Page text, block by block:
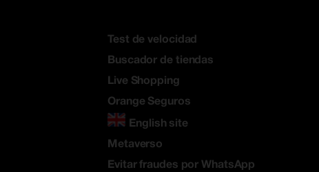
Test de velocidad
Buscador de tiendas
Live Shopping
Orange Seguros
English site
Metaverso
Evitar fraudes por WhatsApp